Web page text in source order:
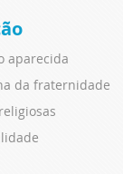
aparecida
da fraternidade